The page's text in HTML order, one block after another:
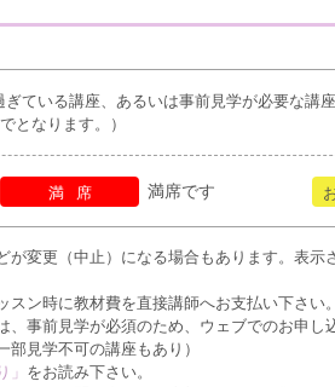
ている講座、あるいは事前見学が必要な講
となります。）
満席 満席です
変更（中止）になる場合もあります。表
ン時に教材費を直接講師へお支払い下さい。
事前見学が必須のため、ウェブでのお申し
見学不可の講座もあり）
」 をお読み下さい。